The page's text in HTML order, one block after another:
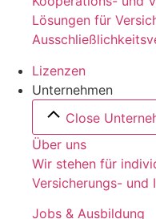
Lösungen für
Lizenzen
Unternehmen
Close
Über uns
Wir stehen für
Versicherungs- und
Jobs & Ausbildung